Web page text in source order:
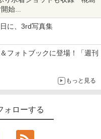
始
に、3rd写真集
フォトブックに登場！「週刊
もっと見る
ォローする